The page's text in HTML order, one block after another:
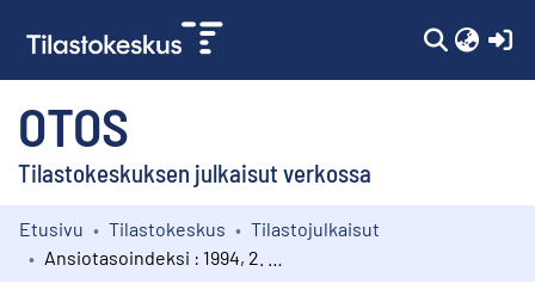
OTOS
Tilastokeskuksen julkaisut verkossa
Kokoelmat
Etusivu Tilastokeskus
Tilastojulkaisut